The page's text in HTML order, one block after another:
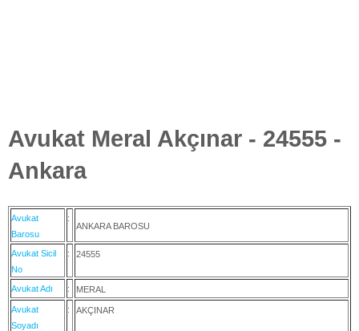
Avukat Meral Akçınar - 24555 -
Ankara
Avukat
Barosu
:
ANKARA BAROSU
Avukat Sicil
No
: 24555
Avukat Adı : MERAL
Avukat
Soyadı
: AKÇINAR